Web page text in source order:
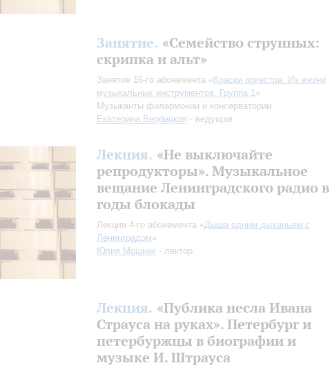
Занятие. «Семейство струнных:
скрипка и альт»
Занятие 16-го абонемента « Краски оркестра. Из жизни
музыкальных инструментов. Группа 1»
Музыканты филармонии и консерватории
Екатерина Вербицкая - ведущая
Лекция. «Не выключайте
репродукторы». Музыкальное
вещание Ленинградского радио в
годы блокады
Лекция 4-го абонемента «Дыша одним дыханьем с
Ленинградом»
Юлия Мошник - лектор
Лекция. «Публика несла Ивана
Страуса на руках». Петербург и
петербуржцы в биографии и
музыке И. Штрауса